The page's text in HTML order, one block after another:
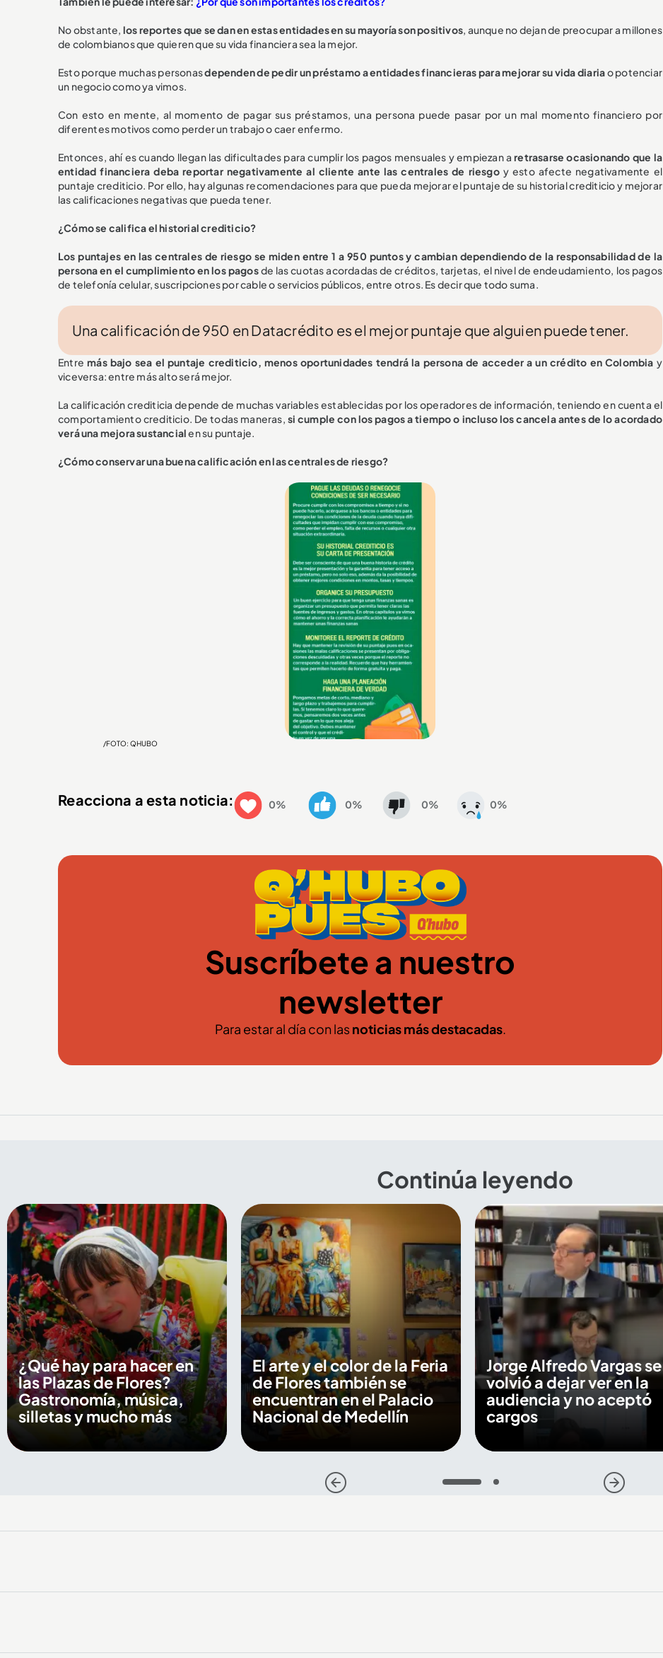
No obstante, los reportes que se dan en estas entidades en su mayoría son positivos, aunque no dejan de preocupar a millones
de colombianos que quieren que su vida financiera sea la mejor.
Esto porque muchas personasdependen de pedir un préstamo a entidades financieras para mejorar su vida diariao potenciar
un negocio como ya vimos.
Con esto en mente, al momento de pagar sus préstamos, una persona puede pasar por un mal momento financiero por
diferentes motivos como perder un trabajo o caer enfermo.
Entonces, ahí es cuando llegan las dificultades para cumplir los pagos mensuales y empiezan aretrasarse ocasionando que la
entidad financiera deba reportar negativamente al cliente ante las centrales de riesgo y esto afecte negativamente el
puntaje crediticio. Por ello, hay algunas recomendaciones para que pueda mejorar el puntaje de su historial crediticio y mejorar
las calificaciones negativas que pueda tener.
¿Cómo se califica el historial crediticio?
Los puntajes en las centrales de riesgo se miden entre 1 a 950 puntos y cambian dependiendo de la responsabilidad de la
persona en el cumplimiento en los pagosde las cuotas acordadas de créditos, tarjetas, el nivel de endeudamiento, los pagos
de telefonía celular, suscripciones por cable o servicios públicos, entre otros. Es decir que todo suma.
Una calificación de 950 en Datacrédito es el mejor puntaje que alguien puede tener.
Entremás bajo sea el puntaje crediticio, menos oportunidades tendrá la persona de acceder a un crédito en Colombia y
viceversa: entre más alto será mejor.
La calificación crediticia depende de muchas variables establecidas por los operadores de información, teniendo en cuenta el
comportamiento crediticio. De todas maneras, si cumple con los pagos a tiempo o incluso los cancela antes de lo acordado
verá una mejora sustancialen su puntaje.
¿Cómo conservar una buena calificación en las centrales de riesgo?
/FOTO: QHUBO
Reacciona a esta noticia: 0% 0% 0% 0%
Suscríbete a nuestro
newsletter
Para estar al día con lasnoticias más destacadas.
Continúa leyendo
¿Qué hay para hacer en
las Plazas de Flores?
Gastronomía, música,
silletas y mucho más
El arte y el color de la Feria
de Flores también se
encuentran en el Palacio
Nacional de Medellín
Jorge Alfredo Vargas se
volvió a dejar ver en la
audiencia y no aceptó
cargos
1 2